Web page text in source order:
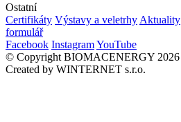
Ostatní
Certifikáty Výstavy a veletrhy Aktuality
formulář
Facebook InstagramYouTube
© Copyright BIOMACENERGY 2026
Created by WINTERNET s.r.o.